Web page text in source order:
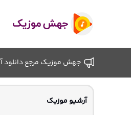
جهش موزیک مرجع دانلود
آرشیو موزیک